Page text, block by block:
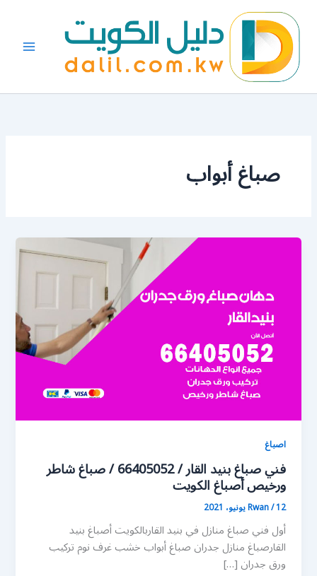
المحتوى
صباغ أبواب
اصباغ
فني صباغ بنيد القار / 66405052 / صباغ شاطر
ورخيص أصباغ الكويت
Rwan/12 يونيو، 2021
أول فني صباغ منازل في بنيد القاربالكويت أصباغ بنيد
القارصباغ منازل جدران صباغ أبواب خشب غرف نوم تركيب
ورق جدران […]